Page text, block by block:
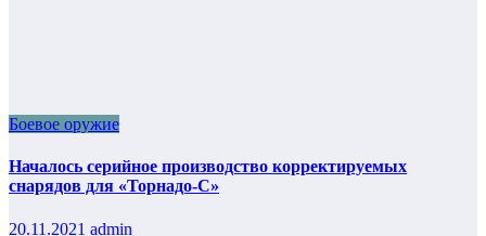
Боевое оружие
Началось серийное производство корректируемых
снарядов для «Торнадо-С»
20.11.2021 admin